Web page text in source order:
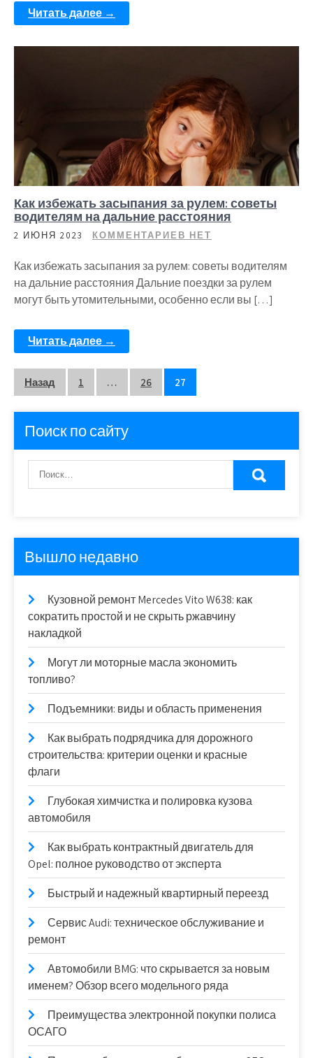
Читать далее →
Как избежать засыпания за рулем: советы
водителям на дальние расстояния
2 ИЮНЯ 2023 КОММЕНТАРИЕВ НЕТ
Как избежать засыпания за рулем: советы водителям
на дальние расстояния Дальние поездки за рулем
могут быть утомительными, особенно если вы […]
Читать далее →
Пагинация
записей
Назад 1 … 26 27
Поиск по сайту
Вышло недавно
Кузовной ремонт Mercedes Vito W638: как
сократить простой и не скрыть ржавчину
накладкой
Могут ли моторные масла экономить
топливо?
Подъемники: виды и область применения
Как выбрать подрядчика для дорожного
строительства: критерии оценки и красные
флаги
Глубокая химчистка и полировка кузова
автомобиля
Как выбрать контрактный двигатель для
Opel: полное руководство от эксперта
Быстрый и надежный квартирный переезд
Сервис Audi: техническое обслуживание и
ремонт
Автомобили BMG: что скрывается за новым
именем? Обзор всего модельного ряда
Преимущества электронной покупки полиса
ОСАГО